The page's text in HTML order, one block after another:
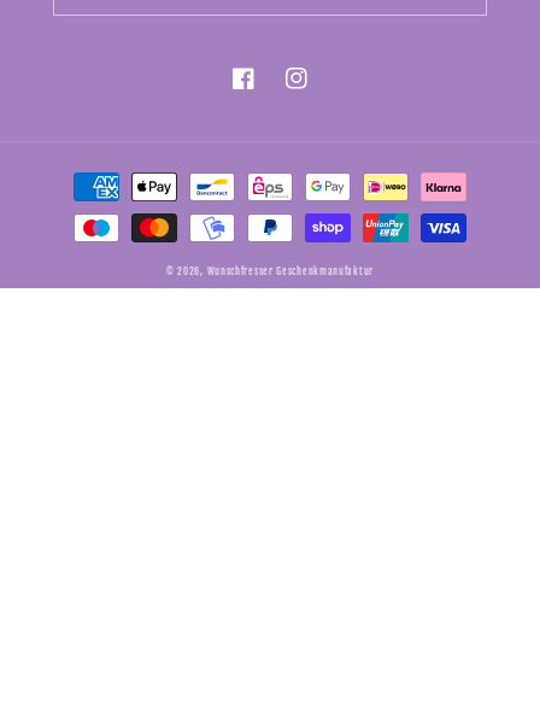
FacebookInstagram
Zahlungsmethoden
© 2026, Wunschfresser Geschenkmanufaktur